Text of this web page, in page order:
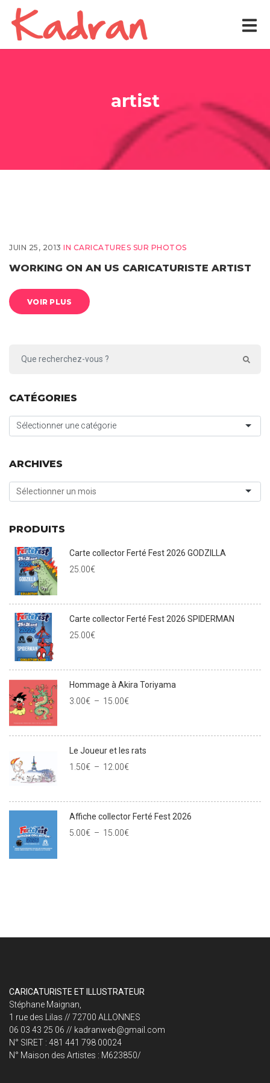
artist
JUIN 25, 2013 IN CARICATURES SUR PHOTOS
WORKING ON AN US CARICATURISTE ARTIST
VOIR PLUS
CATÉGORIES
Sélectionner une catégorie
ARCHIVES
PRODUITS
Carte collector Ferté Fest 2026 GODZILLA
25.00€
Carte collector Ferté Fest 2026 SPIDERMAN
25.00€
Hommage à Akira Toriyama
3.00€ – 15.00€
Le Joueur et les rats
1.50€ – 12.00€
Affiche collector Ferté Fest 2026
5.00€ – 15.00€
CARICATURISTE ET ILLUSTRATEUR
Stéphane Maignan,
1 rue des Lilas // 72700 ALLONNES
06 03 43 25 06 // kadranweb@gmail.com
N° SIRET : 481 441 798 00024
N° Maison des Artistes : M623850/